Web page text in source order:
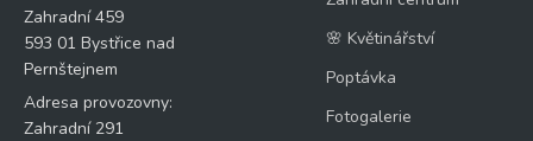
Zahradní 459
593 01 Bystřice nad
Pernštejnem
Adresa provozovny:
Zahradní 291
🌸 Květinářství
Poptávka
Fotogalerie